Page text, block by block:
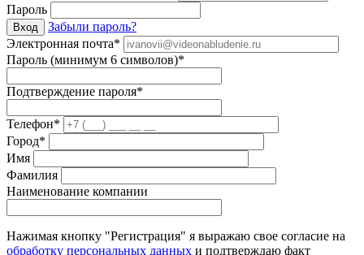
Пароль
Вход
Забыли пароль?
Электронная почта*
Пароль (минимум 6 символов)*
Подтверждение пароля*
Телефон*
Город*
Имя
Фамилия
Наименование компании
Нажимая кнопку "Регистрация" я выражаю свое согласие на
обработку персональных данных и подтверждаю факт